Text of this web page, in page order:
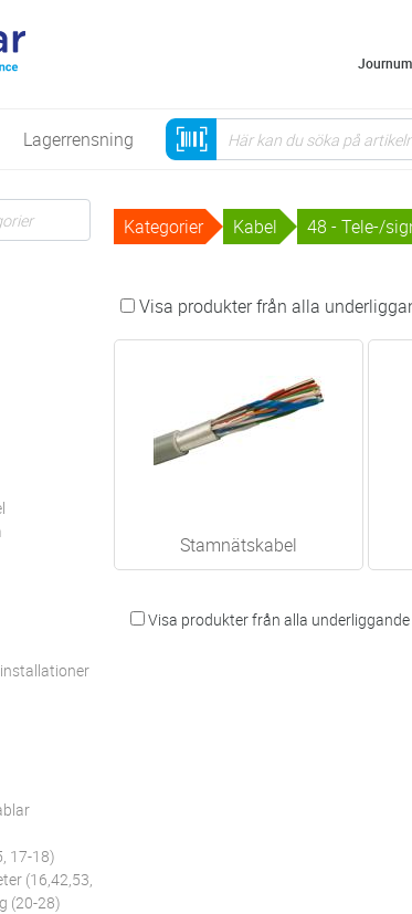
Lagerrensning
17-18)
(16,42,53,94)
(20-28)
Kategorier Kabel 48 - Tele-/
Visa produkter från alla
Stamnätskabel
Visa produkter från alla